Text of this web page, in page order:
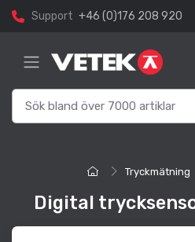
Support +46 (0)176 208 920
Tryckmätning
Digital